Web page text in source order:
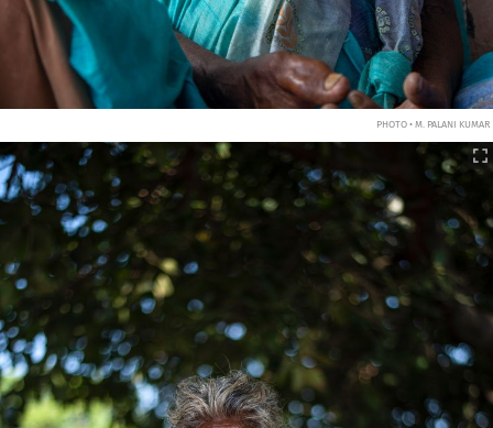
PHOTO • M. PALANI KUMAR